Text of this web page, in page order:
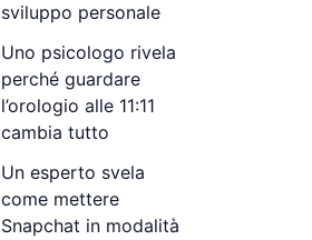
sviluppo personale
Uno psicologo rivela
perché guardare
l’orologio alle 11:11
cambia tutto
Un esperto svela
come mettere
Snapchat in modalità